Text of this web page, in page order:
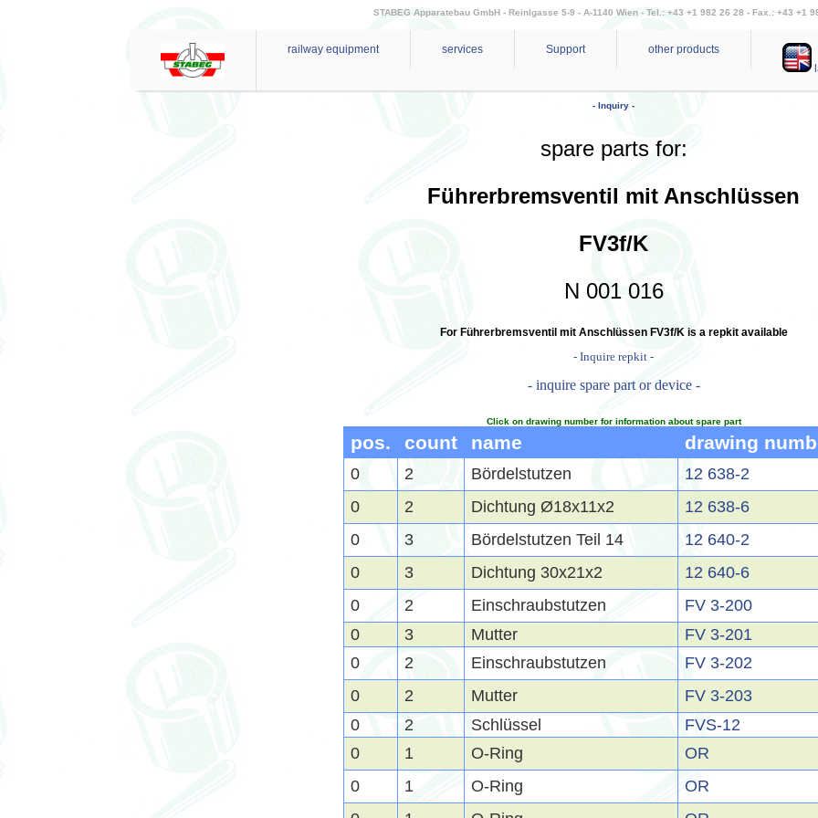
STABEG Apparatebau GmbH - Reinlgasse 5-9 - A-1140 Wien - Tel.: +43 +1 982 26 28 - Fax.: +43 +1
railway equipment services Support
other products
- Inquiry -
spare parts for:
Führerbremsventil mit Anschlüssen
FV3f/K
N 001 016
For Führerbremsventil mit Anschlüssen FV3f/K is a repkit available
- Inquire repkit -
- inquire spare part or device -
Click on drawing number for information about spare part
pos. count name drawing
0 2 Bördelstutzen
12 638-2
0
2 Dichtung Ø18x11x2
12 638-6
0
3 Bördelstutzen Teil 14
12 640-2
0
3 Dichtung 30x21x2
12 640-6
0
2 Einschraubstutzen
FV 3-200
0
3 Mutter
FV 3-201
0
2 Einschraubstutzen
FV 3-202
0
2 Mutter
FV 3-203
0
2 Schlüssel
FVS-12
0
1 O-Ring
OR
0
1 O-Ring
OR